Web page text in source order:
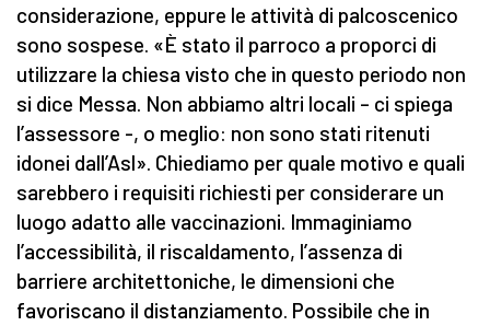
considerazione, eppure le attività di palcoscenico
sono sospese. «È stato il parroco a proporci di
utilizzare la chiesa visto che in questo periodo non
si dice Messa. Non abbiamo altri locali – ci spiega
l’assessore -, o meglio: non sono stati ritenuti
idonei dall’Asl». Chiediamo per quale motivo e quali
sarebbero i requisiti richiesti per considerare un
luogo adatto alle vaccinazioni. Immaginiamo
l’accessibilità, il riscaldamento, l’assenza di
barriere architettoniche, le dimensioni che
favoriscano il distanziamento. Possibile che in